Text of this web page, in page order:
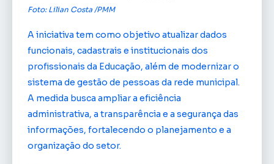
Foto: Lilian Costa /PMM
A iniciativa tem como objetivo atualizar dados
funcionais, cadastrais e institucionais dos
profissionais da Educação, além de modernizar o
sistema de gestão de pessoas da rede municipal.
A medida busca ampliar a eficiência
administrativa, a transparência e a segurança das
informações, fortalecendo o planejamento e a
organização do setor.